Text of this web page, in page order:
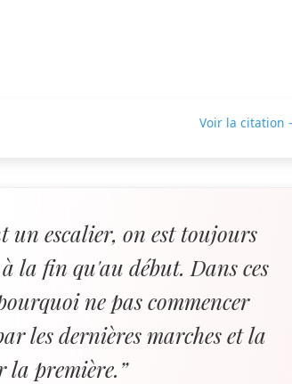
Voir la citation
un escalier, on est toujours
la fin qu'au début. Dans ces
ne pas commencer
les dernières marches et la
la première.”